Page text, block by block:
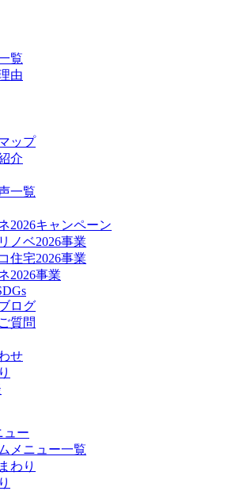
覧
由
ップ
介
一覧
2026キャンペーン
ノベ2026事業
住宅2026事業
2026事業
ログ
質問
せ
ュー
メニュー一覧
わり